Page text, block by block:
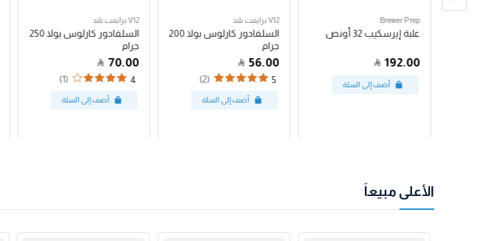
Brewer Prep
علبة إيرسكيب 32 أونص
192.00
V12 برايفت بلند
السلفادور كارلوس بولا 200
جرام
56.00
5
(2)
V12 برايفت بلند
السلفادور كارلوس بولا 250
جرام
70.00
4
(1)
الأعلى مبيعاً